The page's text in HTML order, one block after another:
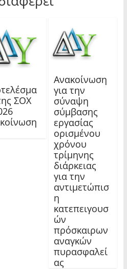
ΣΟΧ
Ανακοίνωση
για την
σύναψη
σύμβασης
εργασίας
ορισμένου
χρόνου
τρίμηνης
διάρκειας
για την
αντιμετώπισ
η
κατεπειγουσ
ών
πρόσκαιρων
αναγκών
πυρασφαλεί
ας